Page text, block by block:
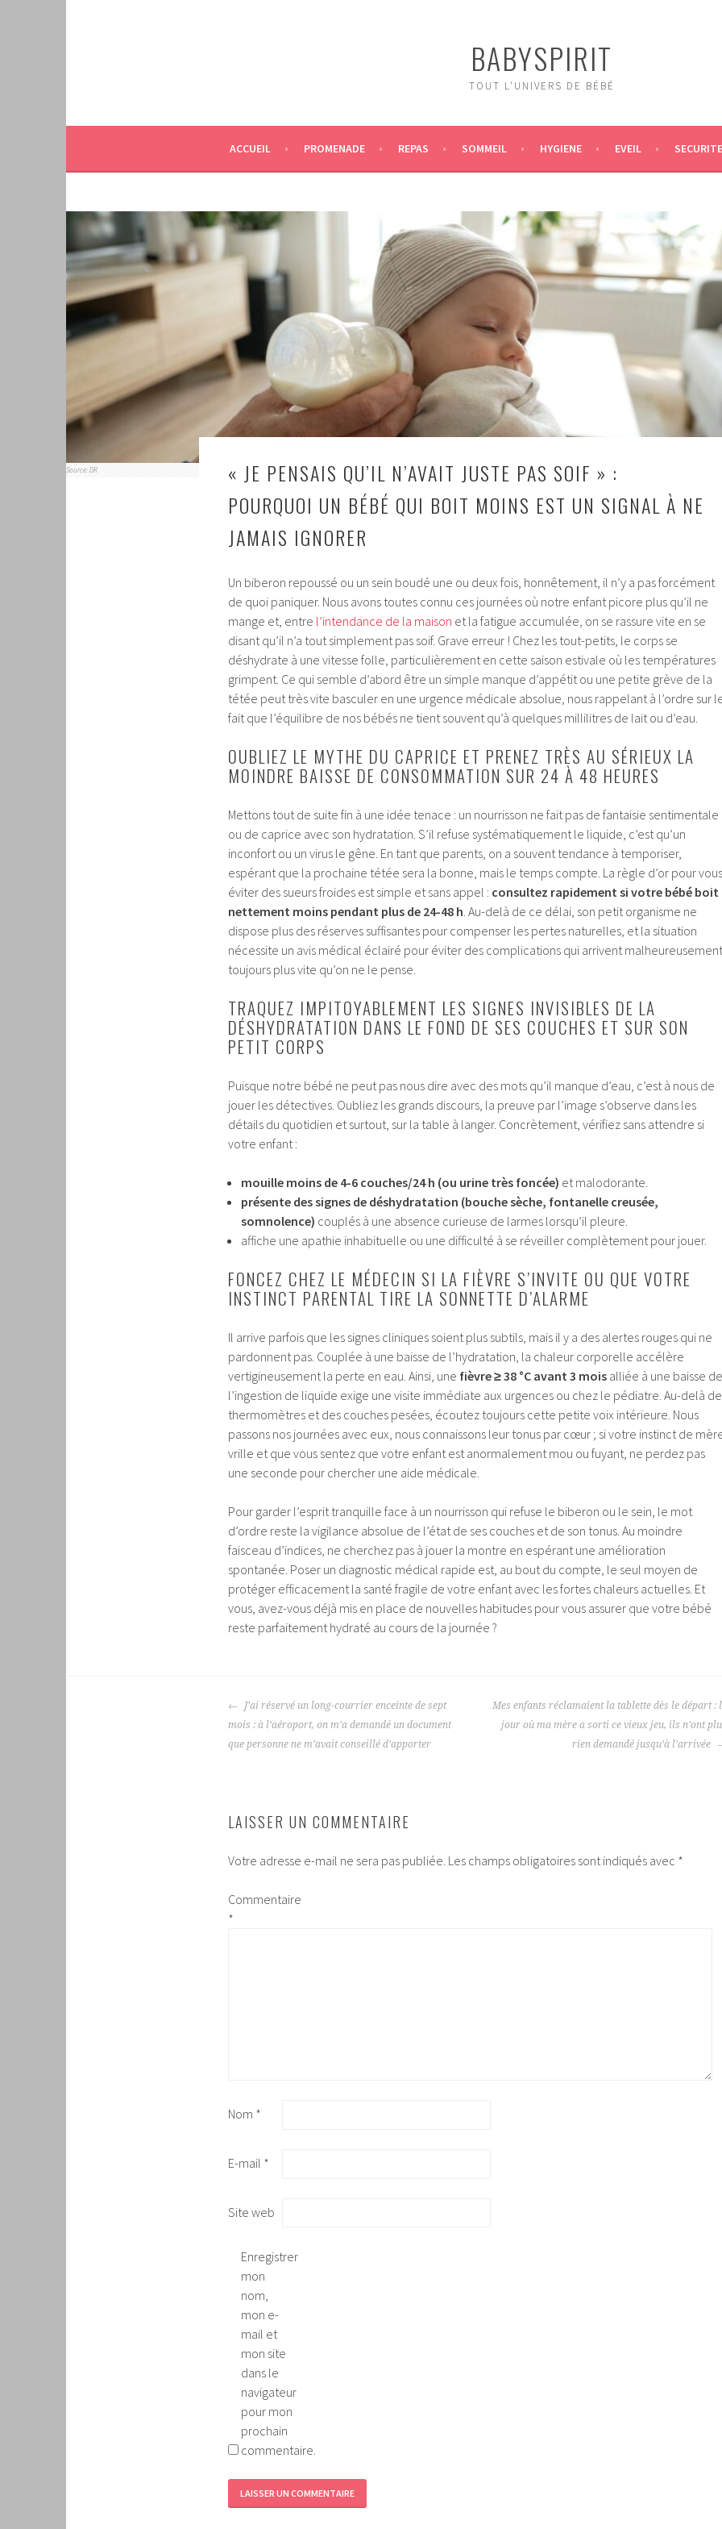
BABYSPIRIT
TOUT L'UNIVERS DE BÉBÉ
ACCUEIL PROMENADE REPAS SOMMEIL HYGIENE EVEIL SECURITE
Source: DR
« JE PENSAIS QU’IL N’AVAIT JUSTE PAS SOIF » :
POURQUOI UN BÉBÉ QUI BOIT MOINS EST UN SIGNAL À NE
JAMAIS IGNORER
Un biberon repoussé ou un sein boudé une ou deux fois, honnêtement, il n’y a pas forcément
de quoi paniquer. Nous avons toutes connu ces journées où notre enfant picore plus qu’il ne
mange et, entre l’intendance de la maison et la fatigue accumulée, on se rassure vite en se
disant qu’il n’a tout simplement pas soif. Grave erreur ! Chez les tout-petits, le corps se
déshydrate à une vitesse folle, particulièrement en cette saison estivale où les températures
grimpent. Ce qui semble d’abord être un simple manque d’appétit ou une petite grève de la
tétée peut très vite basculer en une urgence médicale absolue, nous rappelant à l’ordre sur
fait que l’équilibre de nos bébés ne tient souvent qu’à quelques millilitres de lait ou d’eau.
OUBLIEZ LE MYTHE DU CAPRICE ET PRENEZ TRÈS AU SÉRIEUX LA
MOINDRE BAISSE DE CONSOMMATION SUR 24 À 48 HEURES
Mettons tout de suite fin à une idée tenace : un nourrisson ne fait pas de fantaisie sentimentale
ou de caprice avec son hydratation. S’il refuse systématiquement le liquide, c’est qu’un
inconfort ou un virus le gêne. En tant que parents, on a souvent tendance à temporiser,
espérant que la prochaine tétée sera la bonne, mais le temps compte. La règle d’or pour vous
éviter des sueurs froides est simple et sans appel : consultez rapidement si votre bébé boit
nettement moins pendant plus de 24-48 h. Au-delà de ce délai, son petit organisme ne
dispose plus des réserves suffisantes pour compenser les pertes naturelles, et la situation
nécessite un avis médical éclairé pour éviter des complications qui arrivent malheureusement
toujours plus vite qu’on ne le pense.
TRAQUEZ IMPITOYABLEMENT LES SIGNES INVISIBLES DE LA
DÉSHYDRATATION DANS LE FOND DE SES COUCHES ET SUR SON
PETIT CORPS
Puisque notre bébé ne peut pas nous dire avec des mots qu’il manque d’eau, c’est à nous de
jouer les détectives. Oubliez les grands discours, la preuve par l’image s’observe dans les
détails du quotidien et surtout, sur la table à langer. Concrètement, vérifiez sans attendre si
votre enfant :
mouille moins de 4-6 couches/24 h (ou urine très foncée) et malodorante.
présente des signes de déshydratation (bouche sèche, fontanelle creusée,
somnolence) couplés à une absence curieuse de larmes lorsqu’il pleure.
affiche une apathie inhabituelle ou une difficulté à se réveiller complètement pour jouer.
FONCEZ CHEZ LE MÉDECIN SI LA FIÈVRE S’INVITE OU QUE VOTRE
INSTINCT PARENTAL TIRE LA SONNETTE D’ALARME
Il arrive parfois que les signes cliniques soient plus subtils, mais il y a des alertes rouges qui ne
pardonnent pas. Couplée à une baisse de l’hydratation, la chaleur corporelle accélère
vertigineusement la perte en eau. Ainsi, une fièvre ≥ 38 °C avant 3 mois alliée à une baisse de
l’ingestion de liquide exige une visite immédiate aux urgences ou chez le pédiatre. Au-delà
thermomètres et des couches pesées, écoutez toujours cette petite voix intérieure. Nous
passons nos journées avec eux, nous connaissons leur tonus par cœur ; si votre instinct de
vrille et que vous sentez que votre enfant est anormalement mou ou fuyant, ne perdez pas
une seconde pour chercher une aide médicale.
Pour garder l’esprit tranquille face à un nourrisson qui refuse le biberon ou le sein, le mot
d’ordre reste la vigilance absolue de l’état de ses couches et de son tonus. Au moindre
faisceau d’indices, ne cherchez pas à jouer la montre en espérant une amélioration
spontanée. Poser un diagnostic médical rapide est, au bout du compte, le seul moyen de
protéger efficacement la santé fragile de votre enfant avec les fortes chaleurs actuelles. Et
vous, avez-vous déjà mis en place de nouvelles habitudes pour vous assurer que votre bébé
reste parfaitement hydraté au cours de la journée ?
NAVIGATION
DES
ARTICLES
J’ai réservé un long-courrier enceinte de sept
mois : à l’aéroport, on m’a demandé un document
que personne ne m’avait conseillé d’apporter
Mes enfants réclamaient la tablette dès le départ :
jour où ma mère a sorti ce vieux jeu, ils n’ont
rien demandé jusqu’à l’arrivée
LAISSER UN COMMENTAIRE
Votre adresse e-mail ne sera pas publiée. Les champs obligatoires sont indiqués avec *
Commentaire
*
Nom *
E-mail *
Site web
Enregistrer
mon
nom,
mon e-
mail et
mon site
dans le
navigateur
pour mon
prochain
commentaire.